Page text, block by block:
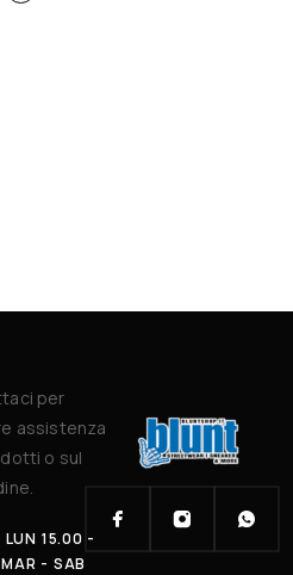
per
assistenza
o sul
LUN 15.00 -
- SAB